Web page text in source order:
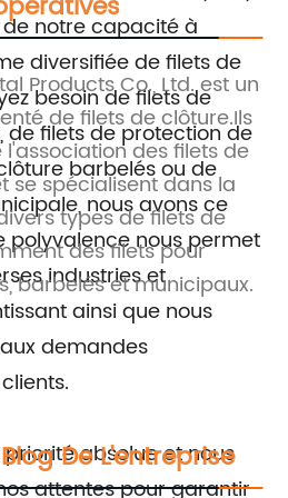
notre capacité à
diversifiée de filets de
besoin de filets de
de filets de protection de
barbelés ou de
nous avons ce
polyvalence nous permet
industries et
ainsi que nous
demandes
absolue et nous
attentes pour garantir
Products Co., Ltd. est un
de filets de clôture.Ils
des filets de
se spécialisent dans la
types de filets de
des filets pour
barbelés et municipaux.
De L'entreprise